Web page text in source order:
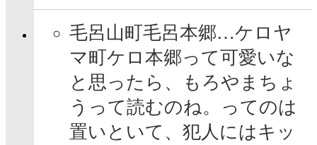
毛呂山町毛呂本郷…ケロヤ
マ町ケロ本郷って可愛いな
と思ったら、もろやまちょ
うって読むのね。ってのは
置いといて、犯人にはキッ